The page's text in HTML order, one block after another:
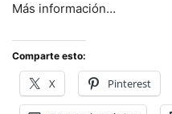
Más información…
Comparte esto:
X Pinterest